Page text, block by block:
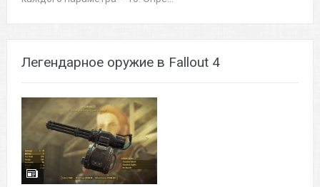
Легендарное оружие в Fallout 4